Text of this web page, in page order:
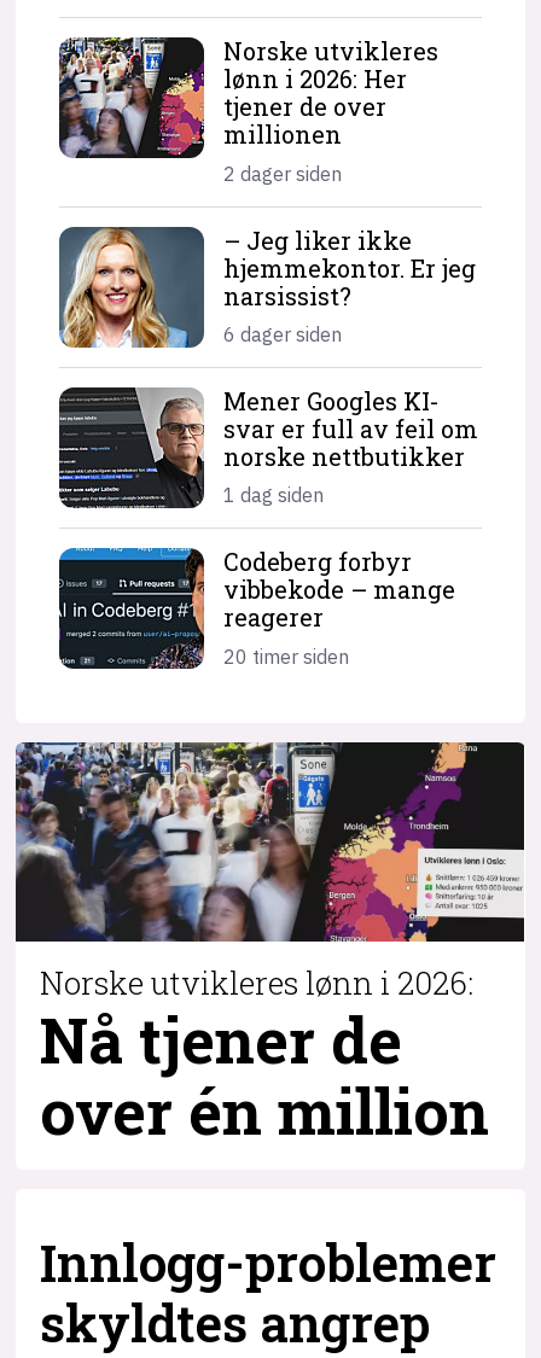
Norske utvikleres
lønn i 2026: Her
tjener de over
millionen
2 dager siden
– Jeg liker ikke
hjemme­kontor. Er jeg
narsissist?
6 dager siden
Mener Googles KI-
svar er full av feil om
norske nettbutikker
1 dag siden
Codeberg forbyr
vibbekode – mange
reagerer
20 timer siden
Norske utvikleres lønn i 2026:
Nå tjener de
over én million
Innlogg-problemer
skyldtes angrep